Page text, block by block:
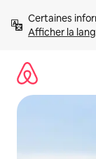
directement
Afficher la